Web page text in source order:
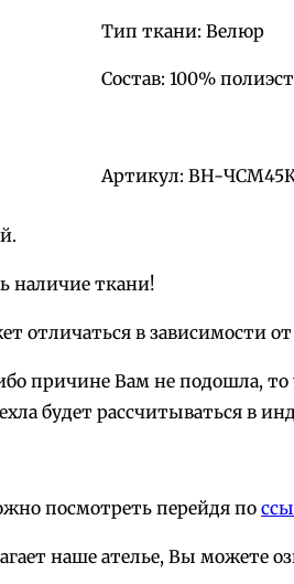
Тип ткани: Велюр
Состав: 100%
Артикул: BH-ЧСМ45
наличие ткани!
отличаться в зависимости
причине Вам не подошла,
будет рассчитываться в
посмотреть перейдя по
наше ателье, Вы можете